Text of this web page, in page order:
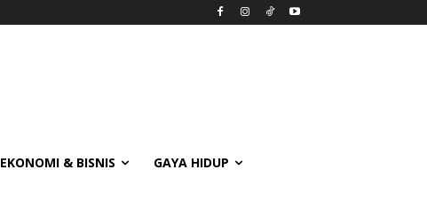
EKONOMI & BISNIS GAYA HIDUP